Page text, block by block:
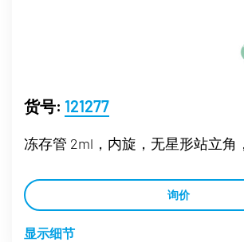
货号: 121277
冻存管 2ml，内旋，无星形站立角
询价
显示细节